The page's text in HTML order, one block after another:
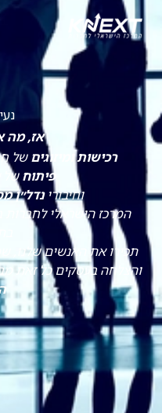
אז, מה
רכישות ומיזוגיםשל
פיתוחשל
וחיבורינדל״ן
המרכז הישראלי
תכירו את האנשים שלנו,
והצלחה בעסקים כל זאת